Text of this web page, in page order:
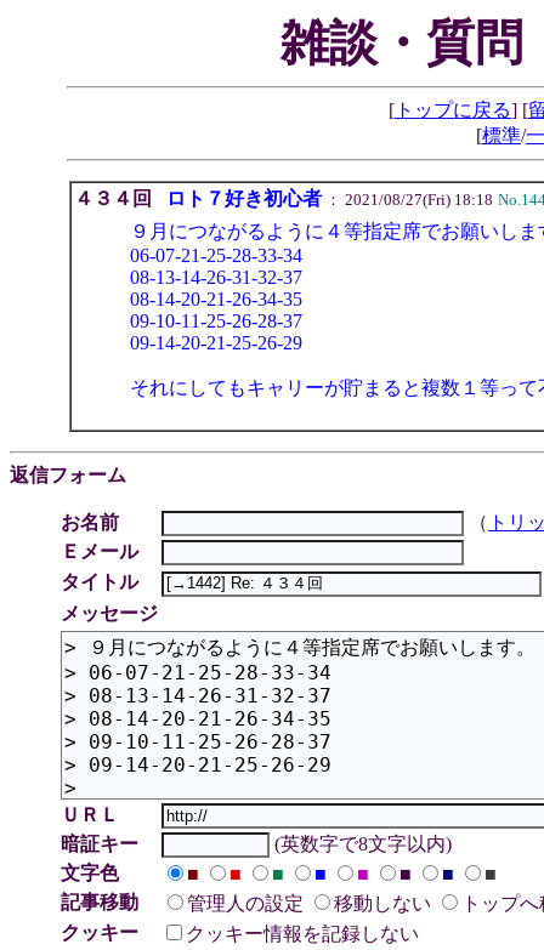
雑談・質問
[ トップに戻る] [
[標準/
４３４回 ロト７好き初心者： 2021/08/27(Fri) 18:18
９月につながるように４等指定席でお願いしま
06-07-21-25-28-33-34
08-13-14-26-31-32-37
08-14-20-21-26-34-35
09-10-11-25-26-28-37
09-14-20-21-25-26-29
それにしてもキャリーが貯まると複数１等っ
返信フォーム
お名前 （ トリ
Ｅメール
タイトル
メッセージ
ＵＲＬ
暗証キー
(英数字で8文字以内)
文字色
■ ■ ■ ■ ■ ■ ■
■
記事移動
管理人の設定 移動しない
トップ
クッキー
クッキー情報を記録しない